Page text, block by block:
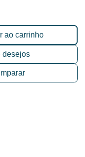
ao carrinho
desejos